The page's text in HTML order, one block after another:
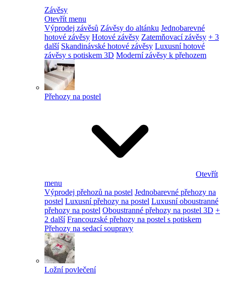
Závěsy
Otevřít menu
Výprodej závěsů Závěsy do altánku Jednobarevné
hotové závěsy Hotové závěsy Zatemňovací závěsy + 3
další Skandinávské hotové závěsy Luxusní hotové
závěsy s potiskem 3D Moderní závěsy k přehozem
Přehozy na postel
Otevřít
menu
Výprodej přehozů na postel Jednobarevné přehozy na
postel Luxusní přehozy na postel Luxusní oboustranné
přehozy na postel Oboustranné přehozy na postel 3D +
2 další Francouzské přehozy na postel s potiskem
Přehozy na sedací soupravy
Ložní povlečení